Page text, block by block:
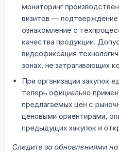
мониторинг
визитов —
ознакомление с
качества продукции.
видеофиксация
зонах, не затрагивающих
При организации закупок
теперь официально
предлагаемых цен с
ценовыми ориентирами,
предыдущих закупок и
Следите за обновлениями